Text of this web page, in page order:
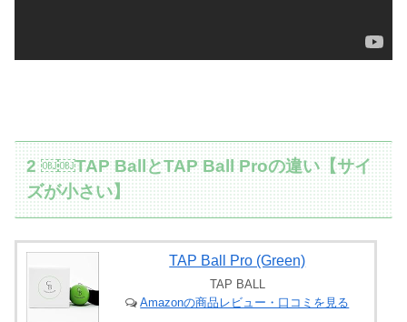
2 ￼￼TAP BallとTAP Ball Proの違い【サイ
ズが小さい】
TAP Ball Pro (Green)
TAP BALL
Amazonの商品レビュー・口コミを見る